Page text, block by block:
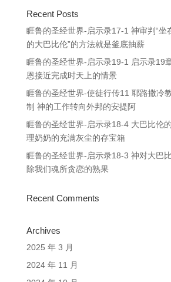
Recent Posts
睚鲁的圣经世界-启示录17-1 神审判“坐
的大巴比伦”的方法就是釜底抽薪
睚鲁的圣经世界-启示录19-1 启示录19
恩接近完成时天上的情景
睚鲁的圣经世界-使徒行传11 耶路撒冷
制 神的工作转向外邦的安提阿
睚鲁的圣经世界-启示录18-4 大巴比伦
理奶奶的充满灰尘的存宝箱
睚鲁的圣经世界-启示录18-3 神对大巴
除我们魂所贪恋的熟果
Recent Comments
Archives
2025 年 3 月
2024 年 11 月